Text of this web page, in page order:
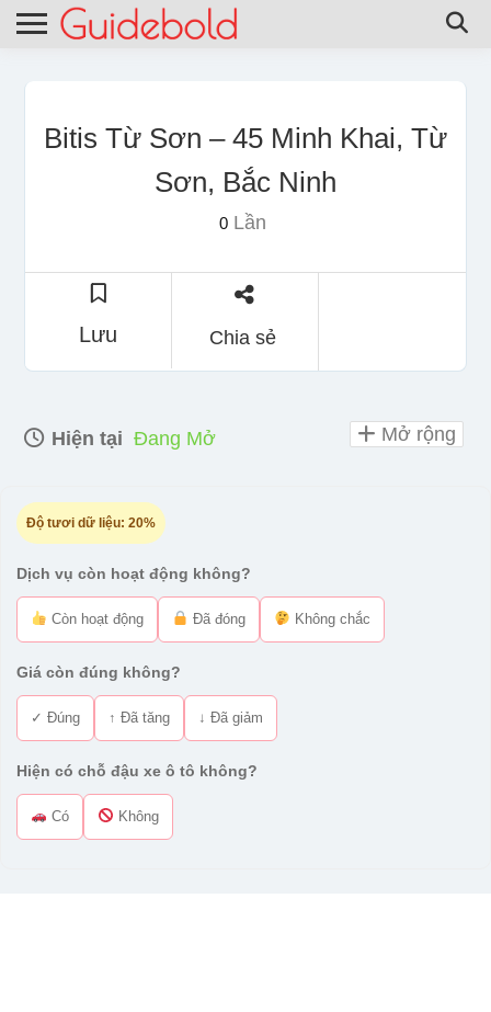
Bitis Từ Sơn – 45 Minh Khai, Từ
Sơn, Bắc Ninh
0Lần
Lưu Chia sẻ
Hiện tại Đang Mở
Độ tươi dữ liệu: 20%
Dịch vụ còn hoạt động không?
Còn hoạt động Đã đóng Không chắc
Giá còn đúng không?
✓ Đúng ↑ Đã tăng ↓ Đã giảm
Hiện có chỗ đậu xe ô tô không?
Có Không
Mở rộng